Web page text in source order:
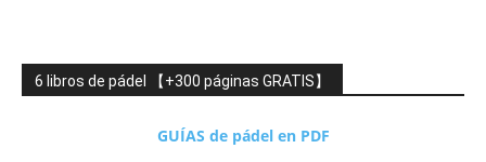
6 libros de pádel 【+300 páginas GRATIS】
GUÍAS de pádel en PDF